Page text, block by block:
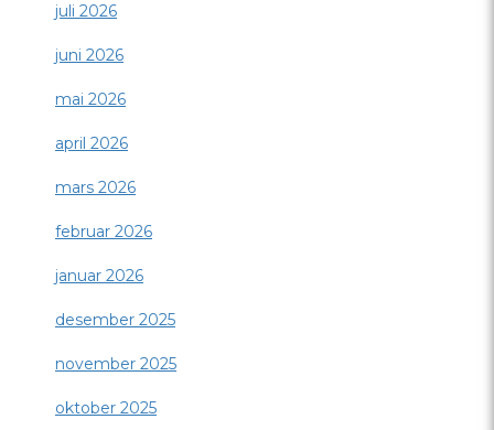
juli 2026
juni 2026
mai 2026
april 2026
mars 2026
februar 2026
januar 2026
desember 2025
november 2025
oktober 2025